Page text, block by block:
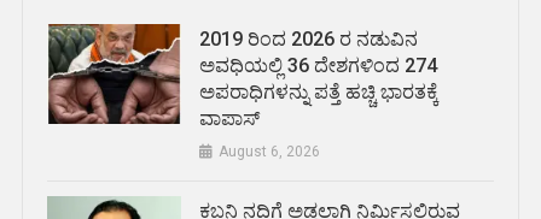
2019 ರಿಂದ 2026 ರ ನಡುವಿನ
ಅವಧಿಯಲ್ಲಿ 36 ದೇಶಗಳಿಂದ 274
ಅಪರಾಧಿಗಳನ್ನು ಪತ್ತೆ ಹಚ್ಚಿ ಭಾರತಕ್ಕೆ
ವಾಪಾಸ್
August 6, 2026
ಕಬನಿ ನದಿಗೆ ಅಡ್ಡಲಾಗಿ ನಿರ್ಮಿಸಲಿರುವ